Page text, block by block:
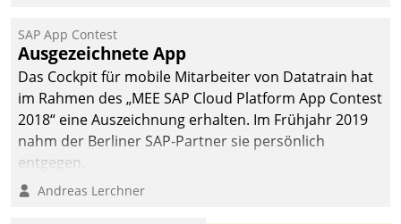
SAP App Contest
Ausgezeichnete App
Das Cockpit für mobile Mitarbeiter von Datatrain hat
im Rahmen des „MEE SAP Cloud Platform App Contest
2018“ eine Auszeichnung erhalten. Im Frühjahr 2019
nahm der Berliner SAP-Partner sie persönlich
entgegen.
Andreas Lerchner